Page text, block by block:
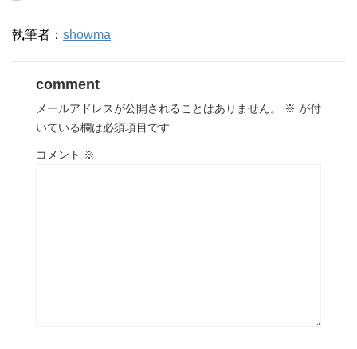
執筆者： showma
comment
メールアドレスが公開されることはありません。 ※ が付
いている欄は必須項目です
コメント ※